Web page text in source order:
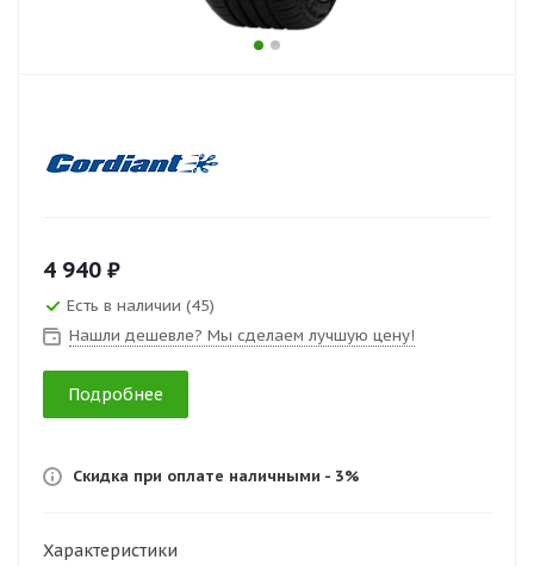
4 940 ₽
Есть в наличии (45)
Нашли дешевле? Мы сделаем лучшую цену!
Подробнее
Скидка при оплате наличными - 3%
Характеристики